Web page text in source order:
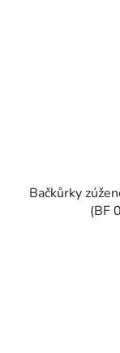
Bačkůrky
(BF